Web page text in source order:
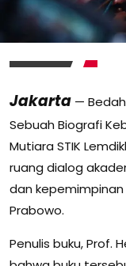
Jakarta — Bedah
Sebuah Biografi
Mutiara STIK
ruang dialog
dan kepemimpinan
Prabowo.
Penulis buku, Prof.